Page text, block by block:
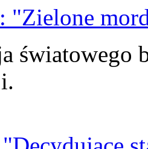
"Zielone
światowego